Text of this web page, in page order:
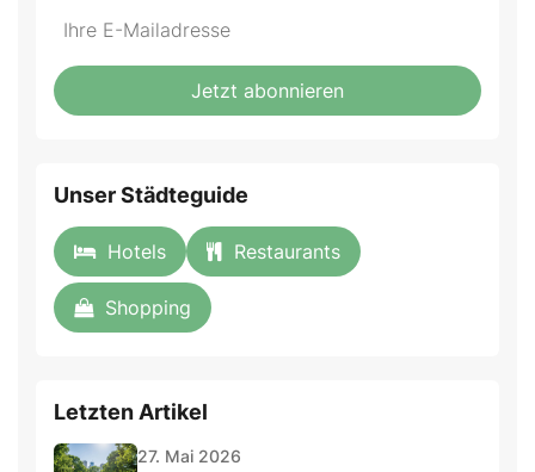
Do
fill
this
*Ihre
Mailadresse:
Jetzt abonnieren
Unser Städteguide
Hotels Restaurants
Shopping
Letzten Artikel
27. Mai 2026